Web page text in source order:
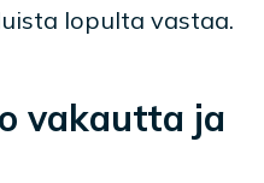
lopulta vastaa.
vakautta ja